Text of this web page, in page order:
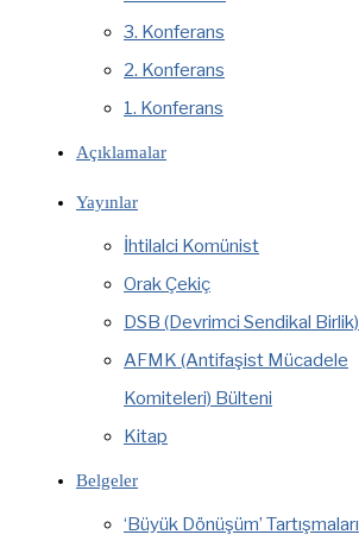
3. Konferans
2. Konferans
1. Konferans
Açıklamalar
Yayınlar
İhtilalci Komünist
Orak Çekiç
DSB (Devrimci Sendikal Birlik)
AFMK (Antifaşist Mücadele
Komiteleri) Bülteni
Kitap
Belgeler
‘Büyük Dönüşüm’ Tartışmaları